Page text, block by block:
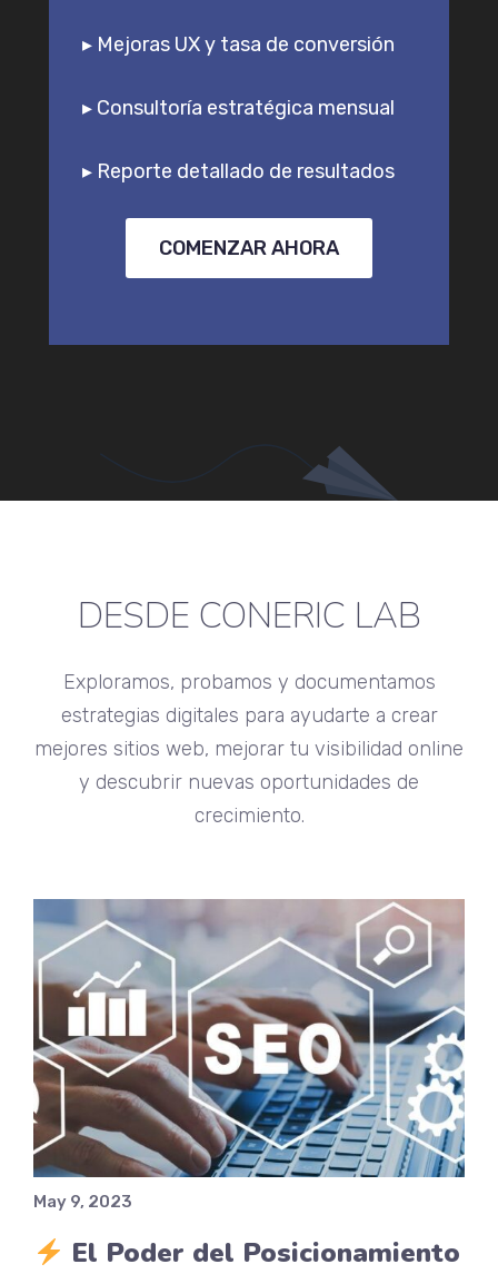
▸ Mejoras UX y tasa de conversión
▸ Consultoría estratégica mensual
▸ Reporte detallado de resultados
COMENZAR AHORA
DESDE CONERIC LAB
Exploramos, probamos y documentamos
estrategias digitales para ayudarte a crear
mejores sitios web, mejorar tu visibilidad online
y descubrir nuevas oportunidades de
crecimiento.
May 9, 2023
El Poder del Posicionamiento